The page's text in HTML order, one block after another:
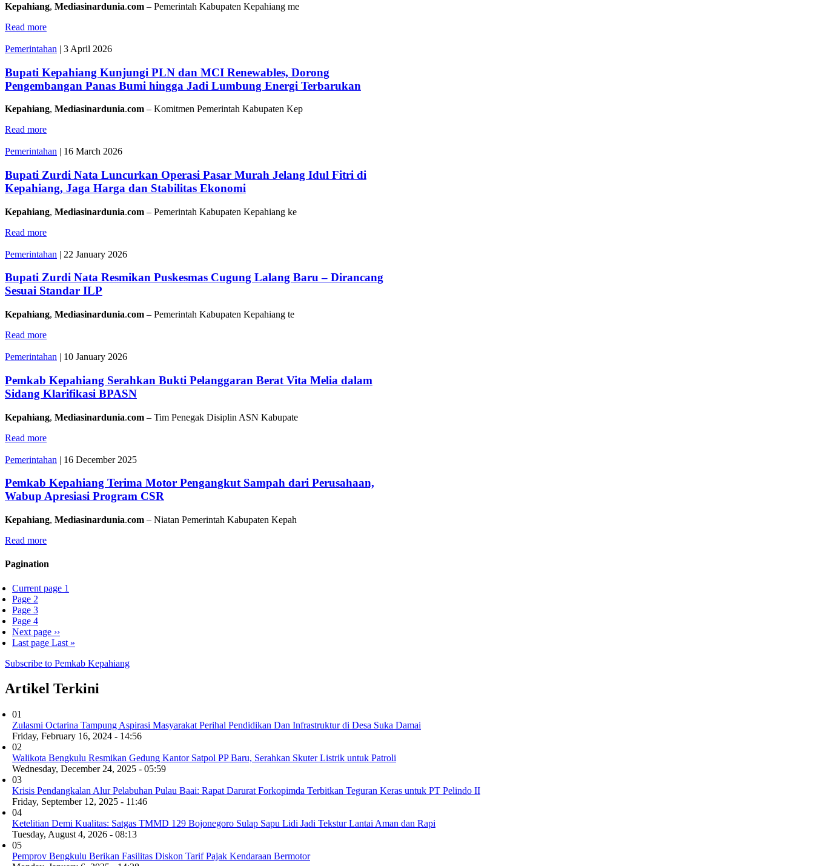
Kepahiang, Mediasinardunia.com – Pemerintah Kabupaten Kepahiang me
Read more
Pemerintahan | 3 April 2026
Bupati Kepahiang Kunjungi PLN dan MCI Renewables, Dorong
Pengembangan Panas Bumi hingga Jadi Lumbung Energi Terbarukan
Kepahiang, Mediasinardunia.com – Komitmen Pemerintah Kabupaten Kep
Read more
Pemerintahan | 16 March 2026
Bupati Zurdi Nata Luncurkan Operasi Pasar Murah Jelang Idul Fitri di
Kepahiang, Jaga Harga dan Stabilitas Ekonomi
Kepahiang, Mediasinardunia.com – Pemerintah Kabupaten Kepahiang ke
Read more
Pemerintahan | 22 January 2026
Bupati Zurdi Nata Resmikan Puskesmas Cugung Lalang Baru – Dirancang
Sesuai Standar ILP
Kepahiang, Mediasinardunia.com – Pemerintah Kabupaten Kepahiang te
Read more
Pemerintahan | 10 January 2026
Pemkab Kepahiang Serahkan Bukti Pelanggaran Berat Vita Melia dalam
Sidang Klarifikasi BPASN
Kepahiang, Mediasinardunia.com – Tim Penegak Disiplin ASN Kabupate
Read more
Pemerintahan | 16 December 2025
Pemkab Kepahiang Terima Motor Pengangkut Sampah dari Perusahaan,
Wabup Apresiasi Program CSR
Kepahiang, Mediasinardunia.com – Niatan Pemerintah Kabupaten Kepah
Read more
Pagination
Current page 1
Page 2
Page 3
Page 4
Next page ››
Last page Last »
Subscribe to Pemkab Kepahiang
Artikel Terkini
01
Zulasmi Octarina Tampung Aspirasi Masyarakat Perihal Pendidikan Dan Infrastruktur di Desa Suka Damai
Friday, February 16, 2024 - 14:56
02
Walikota Bengkulu Resmikan Gedung Kantor Satpol PP Baru, Serahkan Skuter Listrik untuk Patroli
Wednesday, December 24, 2025 - 05:59
03
Krisis Pendangkalan Alur Pelabuhan Pulau Baai: Rapat Darurat Forkopimda Terbitkan Teguran Keras untuk PT Pelindo II
Friday, September 12, 2025 - 11:46
04
Ketelitian Demi Kualitas: Satgas TMMD 129 Bojonegoro Sulap Sapu Lidi Jadi Tekstur Lantai Aman dan Rapi
Tuesday, August 4, 2026 - 08:13
05
Pemprov Bengkulu Berikan Fasilitas Diskon Tarif Pajak Kendaraan Bermotor